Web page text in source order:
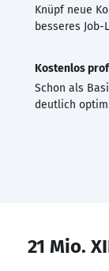
Knüpf neue
besseres Job-
Kostenlos
Schon als
deutlich
21 Mio.